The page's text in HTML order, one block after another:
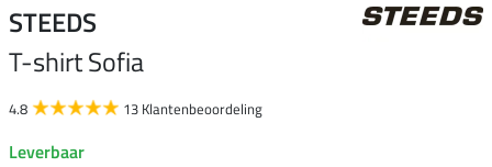
STEEDS
T-shirt Sofia
4.8 13 Klantenbeoordeling
Leverbaar